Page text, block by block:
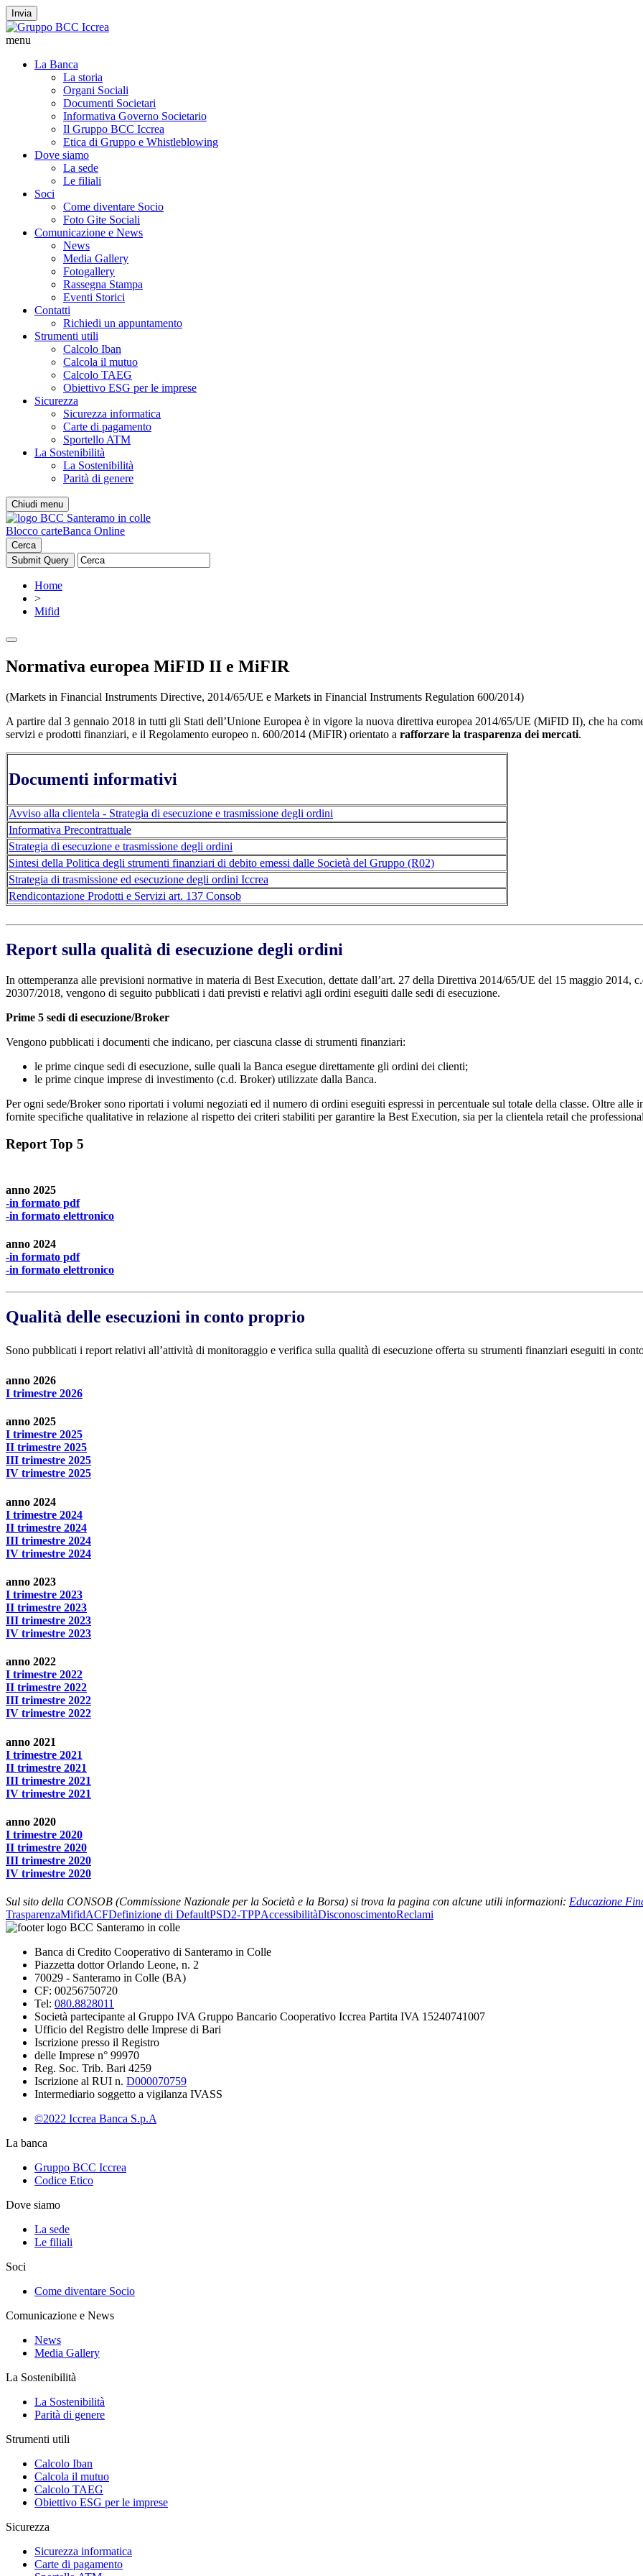
Invia
menu
La Banca
La storia
Organi Sociali
Documenti Societari
Informativa Governo Societario
Il Gruppo BCC Iccrea
Etica di Gruppo e Whistleblowing
Dove siamo
La sede
Le filiali
Soci
Come diventare Socio
Foto Gite Sociali
Comunicazione e News
News
Media Gallery
Fotogallery
Rassegna Stampa
Eventi Storici
Contatti
Richiedi un appuntamento
Strumenti utili
Calcolo Iban
Calcola il mutuo
Calcolo TAEG
Obiettivo ESG per le imprese
Sicurezza
Sicurezza informatica
Carte di pagamento
Sportello ATM
La Sostenibilità
La Sostenibilità
Parità di genere
Chiudi menu
Blocco carteBanca Online
Cerca
Home
>
Mifid
Normativa europea MiFID II e MiFIR
(Markets in Financial Instruments Directive, 2014/65/UE e Markets in Financial Instruments Regulation 600/2014)
A partire dal 3 gennaio 2018 in tutti gli Stati dell’Unione Europea è in vigore la nuova direttiva europea 2014/65/UE (MiFID II), che ha
servizi e prodotti finanziari, e il Regolamento europeo n. 600/2014 (MiFIR) orientato a rafforzare la trasparenza dei mercati.
Documenti informativi
Avviso alla clientela - Strategia di esecuzione e trasmissione degli ordini
Informativa Precontrattuale
Strategia di esecuzione e trasmissione degli ordini
Sintesi della Politica degli strumenti finanziari di debito emessi dalle Società del Gruppo (R02)
Strategia di trasmissione ed esecuzione degli ordini Iccrea
Rendicontazione Prodotti e Servizi art. 137 Consob
Report sulla qualità di esecuzione degli ordini
In ottemperanza alle previsioni normative in materia di Best Execution, dettate dall’art. 27 della Direttiva 2014/65/UE del 15 maggio 2014,
20307/2018, vengono di seguito pubblicati i dati previsti e relativi agli ordini eseguiti dalle sedi di esecuzione.
Prime 5 sedi di esecuzione/Broker
Vengono pubblicati i documenti che indicano, per ciascuna classe di strumenti finanziari:
le prime cinque sedi di esecuzione, sulle quali la Banca esegue direttamente gli ordini dei clienti;
le prime cinque imprese di investimento (c.d. Broker) utilizzate dalla Banca.
Per ogni sede/Broker sono riportati i volumi negoziati ed il numero di ordini eseguiti espressi in percentuale sul totale della classe. Oltre alle
fornite specifiche qualitative in relazione al rispetto dei criteri stabiliti per garantire la Best Execution, sia per la clientela retail che
Report Top 5
anno 2025
-in formato pdf
-in formato elettronico
anno 2024
-in formato pdf
-in formato elettronico
Qualità delle esecuzioni in conto proprio
Sono pubblicati i report relativi all’attività di monitoraggio e verifica sulla qualità di esecuzione offerta su strumenti finanziari eseguiti in
anno 2026
I trimestre 2026
anno 2025
I trimestre 2025
II trimestre 2025
III trimestre 2025
IV trimestre 2025
anno 2024
I trimestre 2024
II trimestre 2024
III trimestre 2024
IV trimestre 2024
anno 2023
I trimestre 2023
II trimestre 2023
III trimestre 2023
IV trimestre 2023
anno 2022
I trimestre 2022
II trimestre 2022
III trimestre 2022
IV trimestre 2022
anno 2021
I trimestre 2021
II trimestre 2021
III trimestre 2021
IV trimestre 2021
anno 2020
I trimestre 2020
II trimestre 2020
III trimestre 2020
IV trimestre 2020
Sul sito della CONSOB (Commissione Nazionale per la Società e la Borsa) si trova la pagina con alcune utili informazioni: Educazione
TrasparenzaMifidACFDefinizione di DefaultPSD2-TPPAccessibilitàDisconoscimentoReclami
Banca di Credito Cooperativo di Santeramo in Colle
Piazzetta dottor Orlando Leone, n. 2
70029 - Santeramo in Colle (BA)
CF: 00256750720
Tel: 080.8828011
Società partecipante al Gruppo IVA Gruppo Bancario Cooperativo Iccrea Partita IVA 15240741007
Ufficio del Registro delle Imprese di Bari
Iscrizione presso il Registro
delle Imprese n° 99970
Reg. Soc. Trib. Bari 4259
Iscrizione al RUI n. D000070759
Intermediario soggetto a vigilanza IVASS
©2022 Iccrea Banca S.p.A
La banca
Gruppo BCC Iccrea
Codice Etico
Dove siamo
La sede
Le filiali
Soci
Come diventare Socio
Comunicazione e News
News
Media Gallery
La Sostenibilità
La Sostenibilità
Parità di genere
Strumenti utili
Calcolo Iban
Calcola il mutuo
Calcolo TAEG
Obiettivo ESG per le imprese
Sicurezza
Sicurezza informatica
Carte di pagamento